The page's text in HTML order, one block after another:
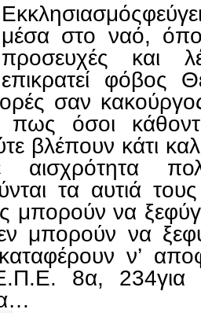
μέσα στο ναό,
προσευχές και
επικρατεί φόβος
σαν
πως όσοι
βλέπουν κάτι
αισχρότητα
τα αυτιά
μπορούν να
μπορούν να
ν’
8α,